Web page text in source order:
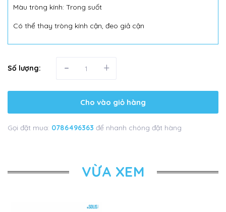
Màu tròng kính: Trong suốt
Có thể thay tròng kính cận, đeo giả cận
Số lượng: - +
Cho vào giỏ hàng
Gọi đặt mua: 0786496363 để nhanh chóng đặt hàng
VỪA XEM